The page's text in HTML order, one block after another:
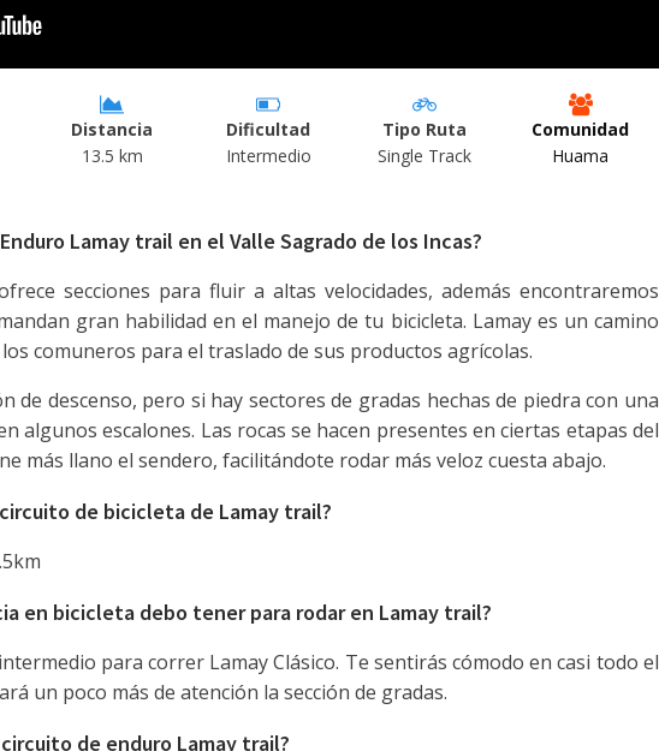
Distancia
13.5 km
Dificultad
Intermedio
Tipo Ruta
Single Track
Comunidad
Huama
Lamay trail en el Valle Sagrado de los Incas?
secciones para fluir a altas velocidades, además encontraremos
gran habilidad en el manejo de tu bicicleta. Lamay es un camino
comuneros para el traslado de sus productos agrícolas.
de descenso, pero si hay sectores de gradas hechas de piedra con una
algunos escalones. Las rocas se hacen presentes en ciertas etapas del
más llano el sendero, facilitándote rodar más veloz cuesta abajo.
de bicicleta de Lamay trail?
en bicicleta debo tener para rodar en Lamay trail?
para correr Lamay Clásico. Te sentirás cómodo en casi todo el
un poco más de atención la sección de gradas.
de enduro Lamay trail?